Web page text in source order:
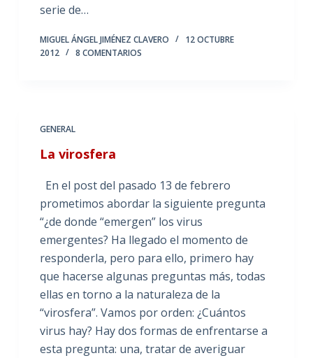
serie de…
MIGUEL ÁNGEL JIMÉNEZ CLAVERO
12 OCTUBRE
2012
8 COMENTARIOS
GENERAL
La virosfera
En el post del pasado 13 de febrero
prometimos abordar la siguiente pregunta
“¿de donde “emergen” los virus
emergentes? Ha llegado el momento de
responderla, pero para ello, primero hay
que hacerse algunas preguntas más, todas
ellas en torno a la naturaleza de la
“virosfera”. Vamos por orden: ¿Cuántos
virus hay? Hay dos formas de enfrentarse a
esta pregunta: una, tratar de averiguar